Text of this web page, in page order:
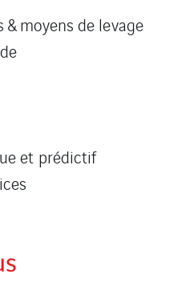
moyens de levage
et prédictif